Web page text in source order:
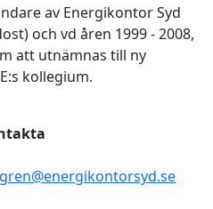
av Energikontor Syd
och vd åren 1999 - 2008,
att utnämnas till ny
kollegium.